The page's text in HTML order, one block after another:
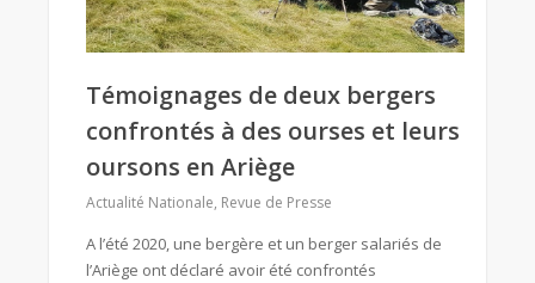
Témoignages de deux bergers
confrontés à des ourses et leurs
oursons en Ariège
Actualité Nationale, Revue de Presse
A l’été 2020, une bergère et un berger salariés de
l’Ariège ont déclaré avoir été confrontés